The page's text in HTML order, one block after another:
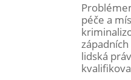
péče a
lidská